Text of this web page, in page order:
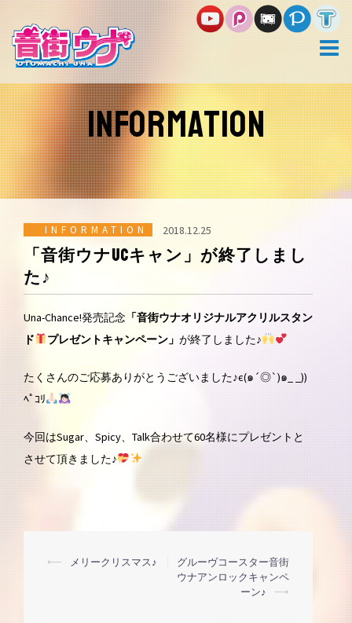
コ
ン
テ
ン
ツ
へ
ス
キ
ッ
プ
INFORMATION
INFORMATION 2018.12.25
「音街ウナUCキャン」が終了しまし
た♪
Una-Chance!発売記念 「音街ウナオリジナルアクリルスタン
ド
プレゼントキャンペーン」が終了しました♪
たくさんのご応募ありがとうございました♪є(๑´◎`)๑_ _))
ﾍﾟｺﾘ
今回はSugar、Spicy、Talk合わせて60名様にプレゼントと
させて頂きました♪
投
⟵ メリークリスマス♪
グルーヴコースター音街
ウナアンロックキャンペ
ーン♪
⟶